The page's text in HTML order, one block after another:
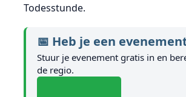
Todesstunde.
📅 Heb je een
Stuur je evenement gratis in en
de regio.